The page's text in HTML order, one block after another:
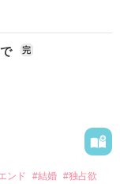
げてきた。
すことなく
――。
なかった梅田美
人美青年と出会
美青年と再会。
わらず、一族を離
だと評判な社長
美桜は、猫の世
完
ンド #結婚 #独占欲